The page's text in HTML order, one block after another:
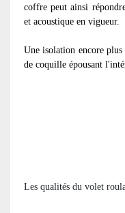
coffre peut ainsi
et acoustique en vigueur.
Une isolation encore plus
de coquille épousant
Les qualités du volet